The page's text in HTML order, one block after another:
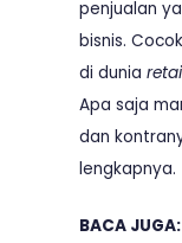
penjualan
bisnis.
di dunia
Apa saja
dan
lengkapnya.
BACA JUGA: